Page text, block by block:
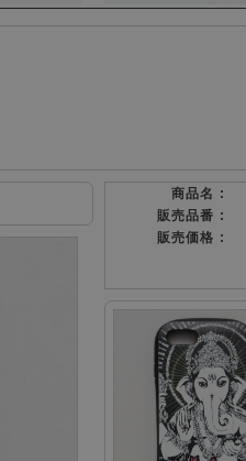
商品名 :
販売品番 :
販売価格 :